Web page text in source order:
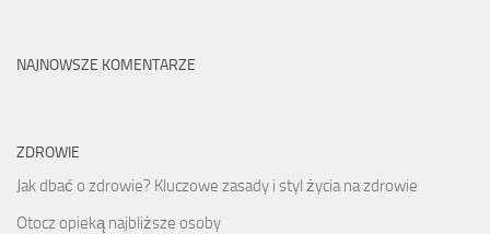
NAJNOWSZE KOMENTARZE
ZDROWIE
Jak dbać o zdrowie? Kluczowe zasady i styl życia na zdrowie
Otocz opieką najbliższe osoby